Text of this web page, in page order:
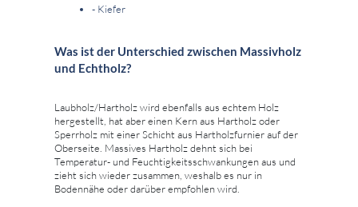
- Kiefer
Was ist der Unterschied zwischen Massivholz
und Echtholz?
Laubholz/Hartholz wird ebenfalls aus echtem Holz
hergestellt, hat aber einen Kern aus Hartholz oder
Sperrholz mit einer Schicht aus Hartholzfurnier auf der
Oberseite. Massives Hartholz dehnt sich bei
Temperatur- und Feuchtigkeitsschwankungen aus und
zieht sich wieder zusammen, weshalb es nur in
Bodennähe oder darüber empfohlen wird.